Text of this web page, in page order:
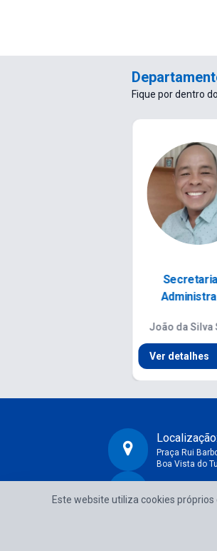
Fique por dentro
Secretaria de
Rondineli Arena
Ver detalhes
Localização:
Praça Rui
Boa Vista do
13.718.176/
Este website utiliza cookies